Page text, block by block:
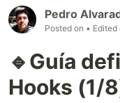
Pedro
Posted on • Edited
🔹Guía
Hooks (1/